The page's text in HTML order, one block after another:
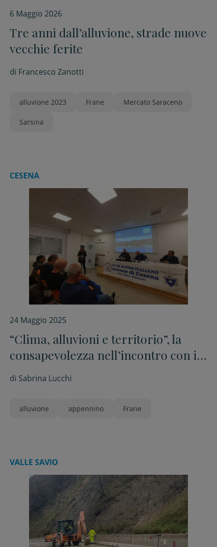
6 Maggio 2026
Tre anni dall’alluvione, strade nuove
vecchie ferite
di Francesco Zanotti
alluvione 2023 Frane Mercato Saraceno
Sarsina
CESENA
24 Maggio 2025
“Clima, alluvioni e territorio”, la
consapevolezza nell’incontro con i
professionisti
di Sabrina Lucchi
alluvione appennino Frane
VALLE SAVIO